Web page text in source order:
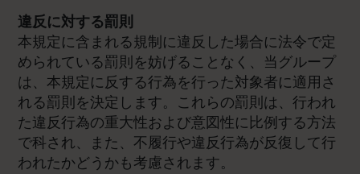
違反に対する罰則
本規定に含まれる規制に違反した場合に法令で定
められている罰則を妨げることなく、当グループ
は、本規定に反する行為を行った対象者に適用さ
れる罰則を決定します。これらの罰則は、行われ
た違反行為の重大性および意図性に比例する方法
で科され、また、不履行や違反行為が反復して行
われたかどうかも考慮されます。